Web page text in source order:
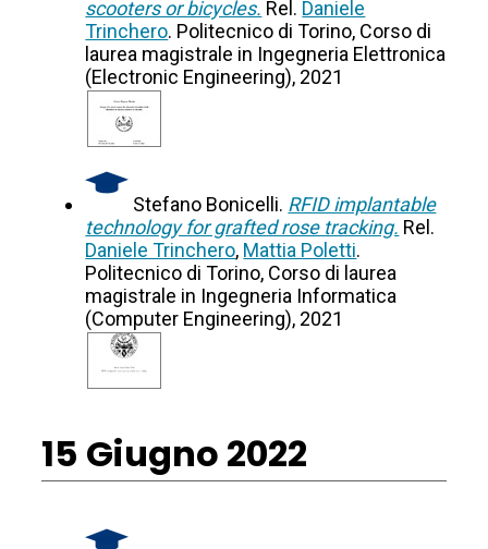
scooters or bicycles. Rel. Daniele
Trinchero. Politecnico di Torino, Corso di
laurea magistrale in Ingegneria Elettronica
(Electronic Engineering), 2021
Stefano Bonicelli. RFID implantable
technology for grafted rose tracking. Rel.
Daniele Trinchero, Mattia Poletti.
Politecnico di Torino, Corso di laurea
magistrale in Ingegneria Informatica
(Computer Engineering), 2021
15 Giugno 2022